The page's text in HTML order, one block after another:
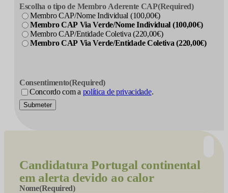
Escolha o tipo de Membro Aderente CAP(Required)
Membro CAP/Nome Individual (100,00€)
Membro CAP Via Verde/Nome Individual (100,00€)
Membro CAP/Entidade Coletiva (220,00€)
Membro CAP Via Verde/Entidade Coletiva (220,00€)
Consentimento(Required)
Concordo com a política de privacidade.
Submeter
CandidaturaPortugal continental
em alerta devido ao calor
Nome(Required)